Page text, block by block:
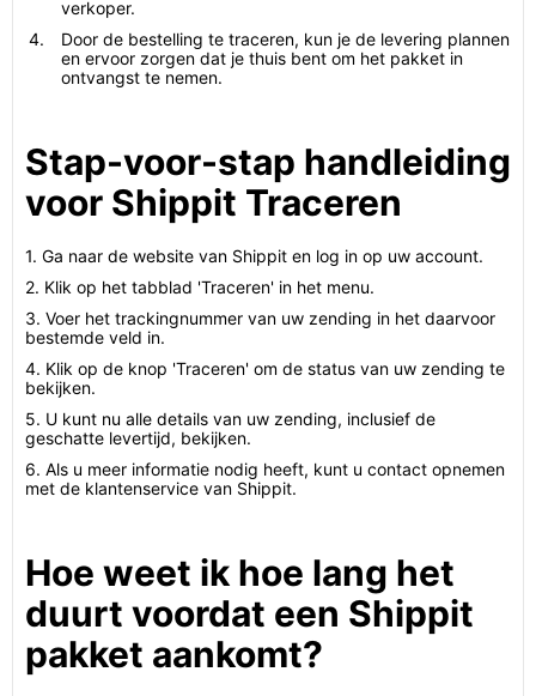
verkoper.
Door de bestelling te traceren, kun je de levering plannen
en ervoor zorgen dat je thuis bent om het pakket in
ontvangst te nemen.
Stap-voor-stap handleiding
voor Shippit Traceren
1. Ga naar de website van Shippit en log in op uw account.
2. Klik op het tabblad 'Traceren' in het menu.
3. Voer het trackingnummer van uw zending in het daarvoor
bestemde veld in.
4. Klik op de knop 'Traceren' om de status van uw zending te
bekijken.
5. U kunt nu alle details van uw zending, inclusief de
geschatte levertijd, bekijken.
6. Als u meer informatie nodig heeft, kunt u contact opnemen
met de klantenservice van Shippit.
Hoe weet ik hoe lang het
duurt voordat een Shippit
pakket aankomt?